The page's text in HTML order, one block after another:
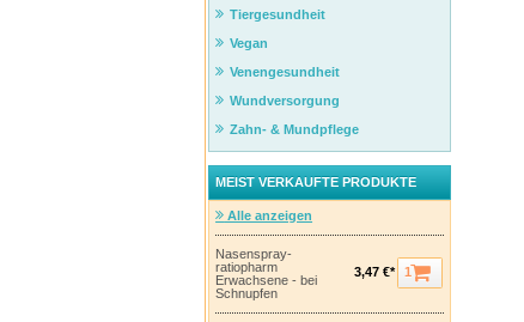
Tiergesundheit
Vegan
Venengesundheit
Wundversorgung
Zahn- & Mundpflege
MEIST VERKAUFTE PRODUKTE
Alle anzeigen
Nasenspray-
ratiopharm
Erwachsene - bei
Schnupfen
3,47 €* 1